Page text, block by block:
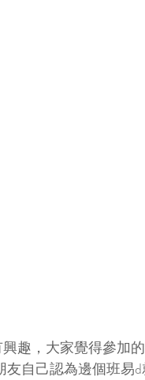
趣，大家覺得參加
自己認為邊個班易